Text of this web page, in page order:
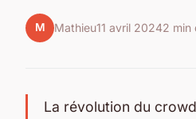
M Mathieu11 avril 20242 min
La révolution du